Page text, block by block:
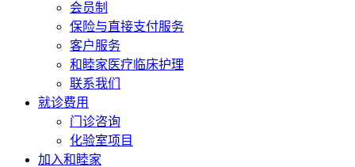
会员制
保险与直接支付服务
客户服务
和睦家医疗临床护理
联系我们
就诊费用
门诊咨询
化验室项目
加入和睦家